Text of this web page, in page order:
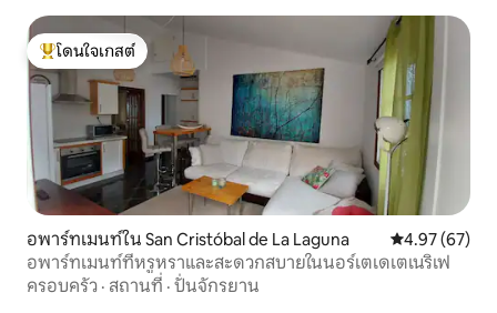
ประสบการณ์การพักผ่อนที่ดีที่สุด!!!
เจ้าของที่พักพร้อมกับมอมาสไตล์มอลตา
ของเราอาศัยอยู่ที่ชั้นล่างของบ้านหลัก ห้อง
ใต้หลังคาสามารถเข้าถึงได้ผ่านบันได
ภายนอกซึ่งเป็นอิสระอย่างสมบูรณ์ ที่จอด
รถและพื้นที่ซักรีด (เครื่องซักผ้าและไดร์เป่า
ผม) เป็นพื้นที่ส่วนกลางที่พร้อมให้บริการแก่
ผู้เข้าพักตลอดเวลา คุณเข้าถึงโรงรถผ่าน
ประตูอัตโนมัติด้วยรีโมทคอนโทรลที่เราจะ
ให้คุณทันทีที่คุณกลับถึงบ้าน:) นอกเหนือ
จากการเข้าถึงห้องใต้หลังคาผ่านบันไดด้าน
นอกแล้วคุณจะพบประตูที่เชื่อมต่อกับสวน
ส่วนตัวที่คุณสามารถเพลิดเพลินกับเก้าอี้ที่
โดนใจเกสต์ที่สุด
โดนใจเกสต์
อพาร์ทเมนท์ใน San Cristóbal de La Laguna คะแนนเฉลี่ย
4.97 (67)
อพาร์ทเมนท์ที่หรูหราและสะดวกสบายในนอร์เตเดเตเนริเฟ
ครอบครัว · สถานที่ · ปั่นจักรยาน